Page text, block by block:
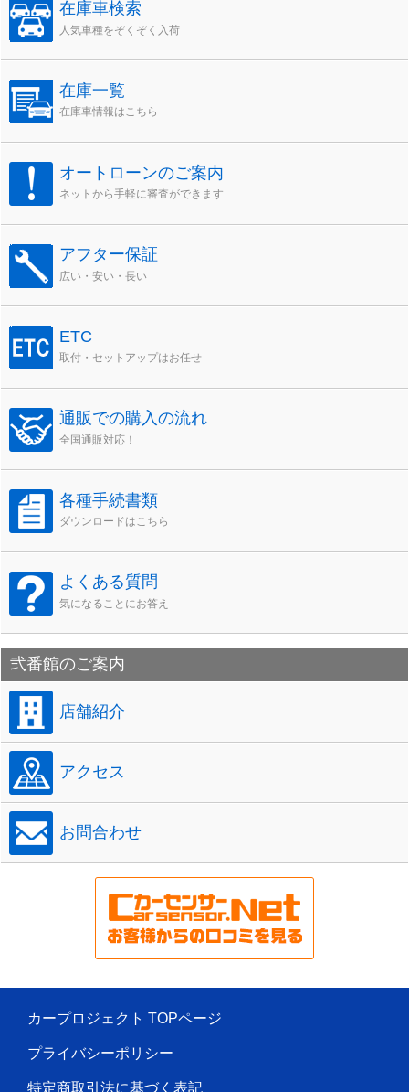
在庫車検索
人気車種をぞくぞく入荷
在庫一覧
在庫車情報はこちら
オートローンのご案内
ネットから手軽に審査ができます
アフター保証
広い・安い・長い
ETC
取付・セットアップはお任せ
通販での購入の流れ
全国通販対応！
各種手続書類
ダウンロードはこちら
よくある質問
気になることにお答え
弐番館のご案内
店舗紹介
アクセス
お問合わせ
カープロジェクト TOPページ
プライバシーポリシー
特定商取引法に基づく表記